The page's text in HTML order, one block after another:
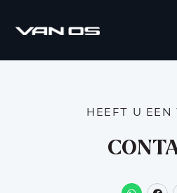
HEEFT U EEN